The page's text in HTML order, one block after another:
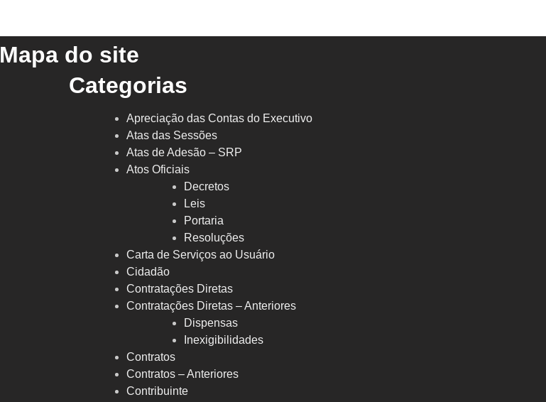
Mapa do site
Categorias
Apreciação das Contas do Executivo
Atas das Sessões
Atas de Adesão – SRP
Atos Oficiais
Decretos
Leis
Portaria
Resoluções
Carta de Serviços ao Usuário
Cidadão
Contratações Diretas
Contratações Diretas – Anteriores
Dispensas
Inexigibilidades
Contratos
Contratos – Anteriores
Contribuinte